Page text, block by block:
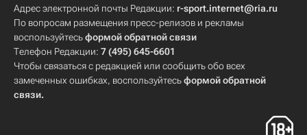
Адрес электронной почты Редакции: r-sport.internet@ria.ru
По вопросам размещения пресс-релизов и рекламы
воспользуйтесьформой обратной связи
Телефон Редакции: 7 (495) 645-6601
Чтобы связаться с редакцией или сообщить обо всех
замеченных ошибках, воспользуйтесьформой обратной
связи.